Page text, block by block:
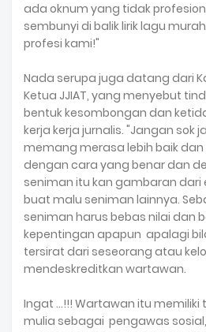
ada oknum yang tidak
sembunyi di balik lirik lagu
profesi kami!"
Nada serupa juga datang dari
Ketua JJIAT, yang menyebut
bentuk kesombongan dan
kerja kerja jurnalis. "Jangan sok
memang merasa lebih baik dan
dengan cara yang benar dan
seniman itu kan gambaran dari
buat malu seniman lainnya.
seniman harus bebas nilai dan
kepentingan apapun apalagi
tersirat dari seseorang atau
mendeskreditkan wartawan.
Ingat ...!!! Wartawan itu
mulia sebagai pengawas